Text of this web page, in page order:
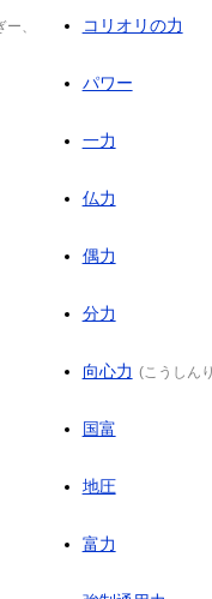
ー、
コリオリの力
パワー
一力
仏力
偶力
分力
向心力 (こうしん
国富
地圧
富力